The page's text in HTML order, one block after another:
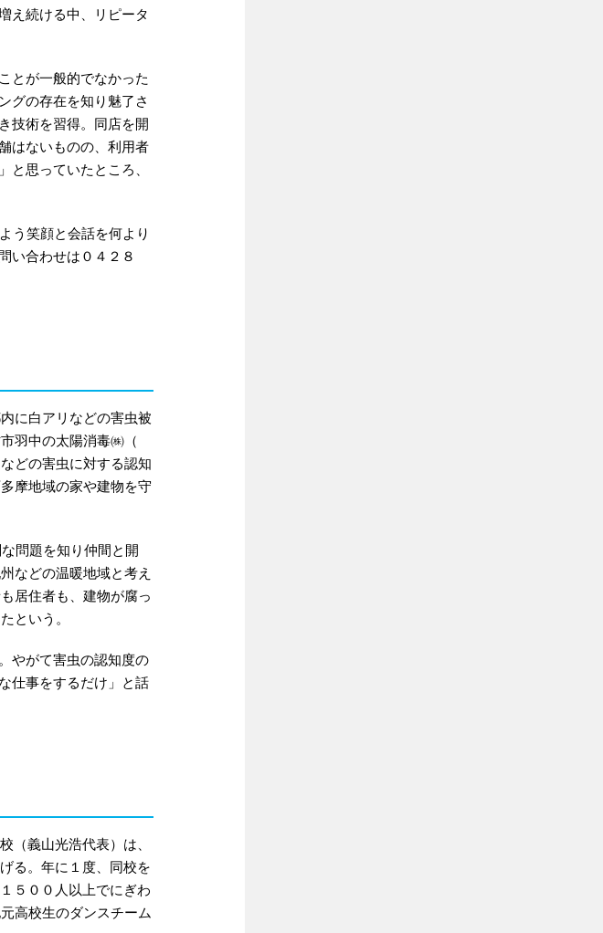
え続ける中、リピータ
とが一般的でなかった
グの存在を知り魅了さ
技術を習得。同店を開
はないものの、利用者
と思っていたところ、
う笑顔と会話を何より
い合わせは０４２８
に白アリなどの害虫被
羽中の太陽消毒㈱（
どの害虫に対する認知
摩地域の家や建物を守
問題を知り仲間と開
などの温暖地域と考え
居住者も、建物が腐っ
という。
やがて害虫の認知度の
仕事をするだけ」と話
（義山光浩代表）は、
る。年に１度、同校を
５００人以上でにぎわ
高校生のダンスチーム